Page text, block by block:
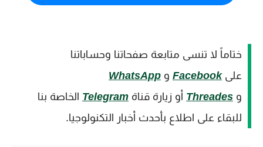
ختاماً لا تنسى متابعة صفحاتنا وحساباتنا
علىFacebook و WhatsApp
و Threades أو زيارة قناة Telegram الخاصة بنا
للبقاء على اطلاع بأحدث أخبار التكنولوجيا.